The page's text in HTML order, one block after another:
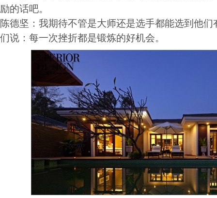
励的话吧。
陈德坚：我期待不管是大师还是选手都能选到他
们说：每一次挫折都是锻炼的好机会。